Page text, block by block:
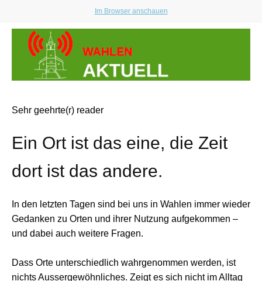
Im Browser anschauen
Sehr geehrte(r) reader
Ein Ort ist das eine, die Zeit
dort ist das andere.
In den letzten Tagen sind bei uns in Wahlen immer wieder
Gedanken zu Orten und ihrer Nutzung aufgekommen –
und dabei auch weitere Fragen.
Dass Orte unterschiedlich wahrgenommen werden, ist
nichts Aussergewöhnliches. Zeigt es sich nicht im Alltag